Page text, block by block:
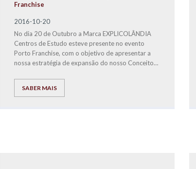
Franchise
2016-10-20
No dia 20 de Outubro a Marca EXPLICOLÂNDIA
Centros de Estudo esteve presente no evento
Porto Franchise, com o objetivo de apresentar a
nossa estratégia de expansão do nosso Conceito
SABER MAIS